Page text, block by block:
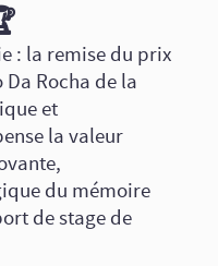
: la remise du prix
Rocha de la
et
la valeur
du mémoire
de stage de